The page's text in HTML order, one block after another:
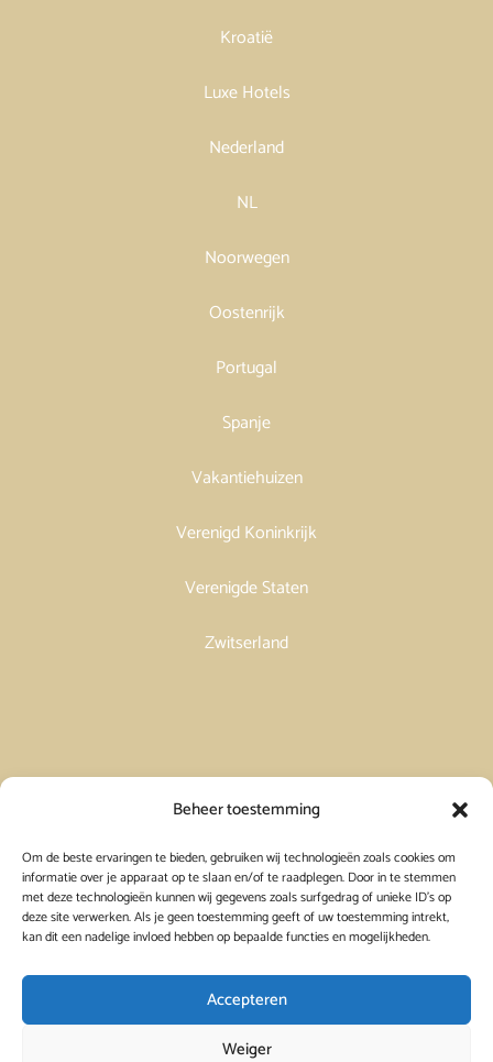
Beheer toestemming
Om de beste ervaringen te bieden, gebruiken wij technologieën zoals cookies om
informatie over je apparaat op te slaan en/of te raadplegen. Door in te stemmen
met deze technologieën kunnen wij gegevens zoals surfgedrag of unieke ID's op
deze site verwerken. Als je geen toestemming geeft of uw toestemming intrekt,
kan dit een nadelige invloed hebben op bepaalde functies en mogelijkheden.
Accepteren
Weiger
Kroatië
Luxe Hotels
Nederland
NL
Noorwegen
Oostenrijk
Portugal
Spanje
Vakantiehuizen
Verenigd Koninkrijk
Verenigde Staten
Zwitserland
Vakantiehuis in Frankrijk huren
Vakantiehuis in Griekenland huren